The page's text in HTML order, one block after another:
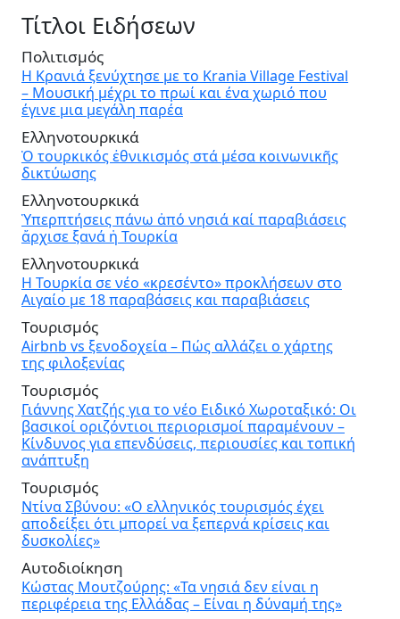
Τίτλοι Ειδήσεων
Πολιτισμός
Η Κρανιά ξενύχτησε με το Krania Village Festival
– Μουσική μέχρι το πρωί και ένα χωριό που
έγινε μια μεγάλη παρέα
Ελληνοτουρκικά
Ὁ τουρκικός ἐθνικισμός στά μέσα κοινωνικῆς
δικτύωσης
Ελληνοτουρκικά
Ὑπερπτήσεις πάνω ἀπό νησιά καί παραβιάσεις
ἄρχισε ξανά ἡ Τουρκία
Ελληνοτουρκικά
Η Τουρκία σε νέο «κρεσέντο» προκλήσεων στο
Αιγαίο με 18 παραβάσεις και παραβιάσεις
Τουρισμός
Airbnb vs ξενοδοχεία – Πώς αλλάζει ο χάρτης
της φιλοξενίας
Τουρισμός
Γιάννης Χατζής για το νέο Ειδικό Χωροταξικό: Οι
βασικοί οριζόντιοι περιορισμοί παραμένουν –
Κίνδυνος για επενδύσεις, περιουσίες και τοπική
ανάπτυξη
Τουρισμός
Ντίνα Σβύνου: «Ο ελληνικός τουρισμός έχει
αποδείξει ότι μπορεί να ξεπερνά κρίσεις και
δυσκολίες»
Αυτοδιοίκηση
Κώστας Μουτζούρης: «Τα νησιά δεν είναι η
περιφέρεια της Ελλάδας – Είναι η δύναμή της»